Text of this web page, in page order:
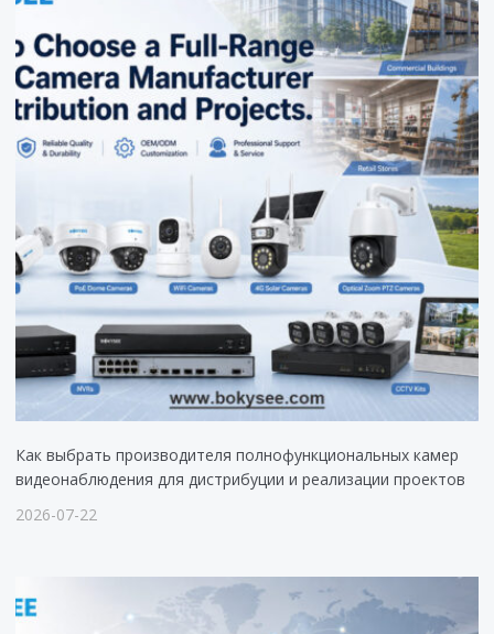
Как выбрать производителя полнофункциональных камер
видеонаблюдения для дистрибуции и реализации проектов
2026-07-22